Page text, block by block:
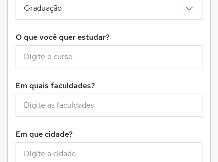
O que você quer estudar?
Em quais faculdades?
Em que cidade?